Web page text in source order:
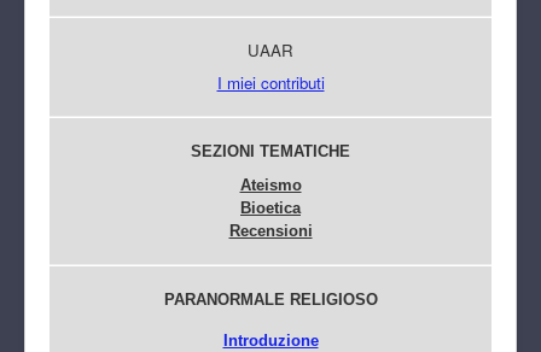
UAAR
I miei contributi
SEZIONI TEMATICHE
Ateismo
Bioetica
Recensioni
PARANORMALE RELIGIOSO
Introduzione